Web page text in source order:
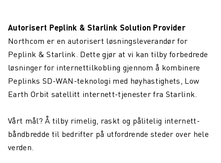
Autorisert Peplink & Starlink Solution Provider
Northcom er en autorisert løsningsleverandør for
Peplink & Starlink. Dette gjør at vi kan tilby forbedrede
løsninger for internettilkobling gjennom å kombinere
Peplinks SD-WAN-teknologi med høyhastighets, Low
Earth Orbit satellitt internett-tjenester fra Starlink.
Vårt mål? Å tilby rimelig, raskt og pålitelig internett-
båndbredde til bedrifter på utfordrende steder over hele
verden.